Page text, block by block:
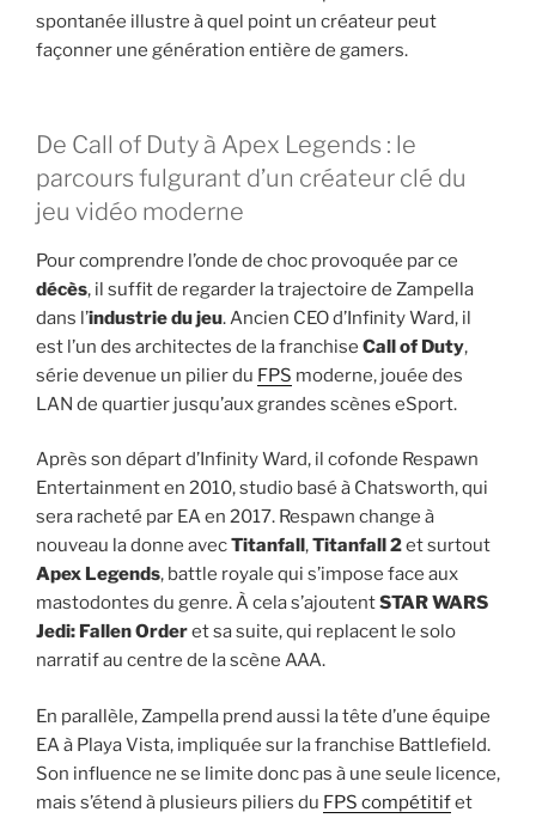
spontanée illustre à quel point un créateur peut
façonner une génération entière de gamers.
De Call of Duty à Apex Legends : le
parcours fulgurant d’un créateur clé du
jeu vidéo moderne
Pour comprendre l’onde de choc provoquée par ce
décès, il suffit de regarder la trajectoire de Zampella
dans l’industrie du jeu. Ancien CEO d’Infinity Ward, il
est l’un des architectes de la franchise Call of Duty,
série devenue un pilier du FPS moderne, jouée des
LAN de quartier jusqu’aux grandes scènes eSport.
Après son départ d’Infinity Ward, il cofonde Respawn
Entertainment en 2010, studio basé à Chatsworth, qui
sera racheté par EA en 2017. Respawn change à
nouveau la donne avecTitanfall ,Titanfall 2et surtout
Apex Legends, battle royale qui s’impose face aux
mastodontes du genre. À cela s’ajoutentSTAR WARS
Jedi: Fallen Orderet sa suite, qui replacent le solo
narratif au centre de la scène AAA.
En parallèle, Zampella prend aussi la tête d’une équipe
EA à Playa Vista, impliquée sur la franchise Battlefield.
Son influence ne se limite donc pas à une seule licence,
mais s’étend à plusieurs piliers du FPS compétitifet